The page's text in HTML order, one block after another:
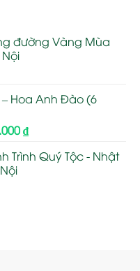
đường Vàng Mùa
– Hoa Anh Đào (6
₫.
₫Giá
tại
Trình Quý Tộc - Nhật